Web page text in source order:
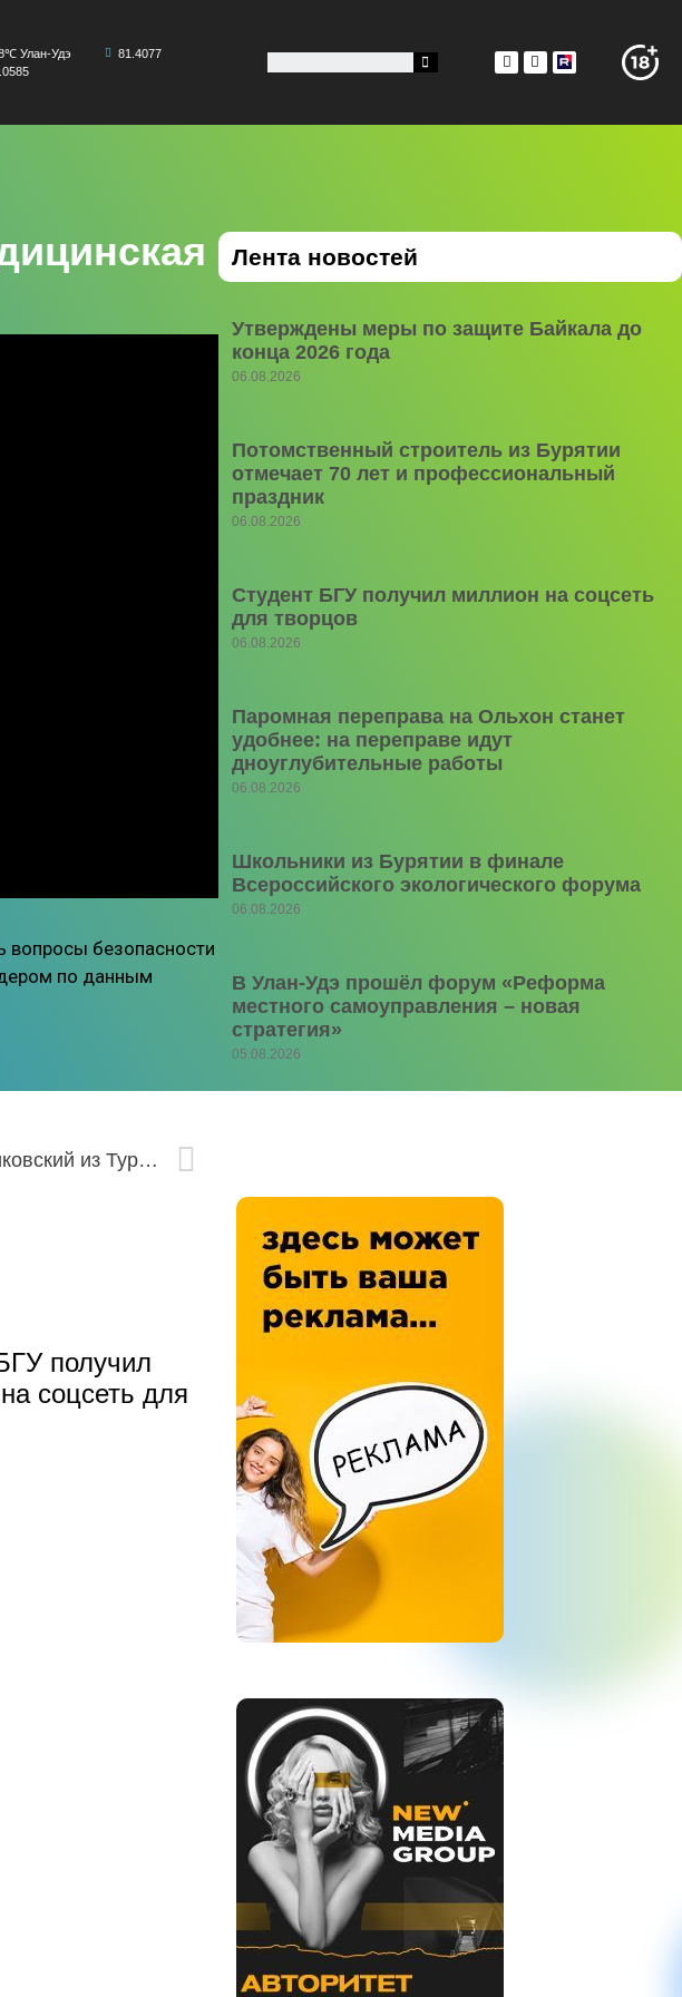
Улан-Удэ
81.4077
вопросы безопасности
по данным
Лента новостей
Утверждены меры по защите Байкала до
конца 2026 года
06.08.2026
Потомственный строитель из Бурятии
отмечает 70 лет и профессиональный
праздник
06.08.2026
Студент БГУ получил миллион на соцсеть
для творцов
06.08.2026
Паромная переправа на Ольхон станет
удобнее: на переправе идут
дноуглубительные работы
06.08.2026
Школьники из Бурятии в финале
Всероссийского экологического форума
06.08.2026
В Улан-Удэ прошёл форум «Реформа
местного самоуправления – новая
стратегия»
05.08.2026
Местный Кулибин Валерий Насиковский из Турунтаево создает настоящие шедевры
получил
соцсеть для